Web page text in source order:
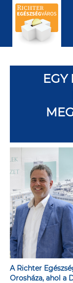
EGY
A Richter
Orosháza, ahol a